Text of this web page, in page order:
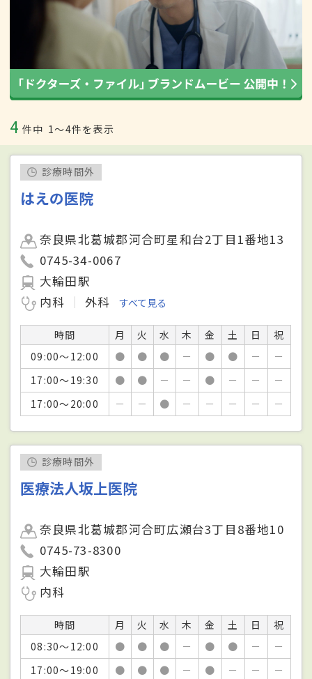
4 件中 1〜4件を表示
診療時間外
はえの医院
奈良県北葛城郡河合町星和台2丁目1番地13
0745-34-0067
大輪田駅
内科
外科 すべて見る
時間 月 火 水 木 金 土 日
祝
09:00～12:00
● ● ● － ● ● －
－
17:00～19:30
● ● － － ● － －
－
17:00～20:00
－ － ● － － － － －
診療時間外
医療法人坂上医院
奈良県北葛城郡河合町広瀬台3丁目8番地10
0745-73-8300
大輪田駅
内科
時間 月 火 水 木 金 土 日
祝
08:30～12:00
● ● ● － ● ● －
－
17:00～19:00
● ● ● － ● － － －